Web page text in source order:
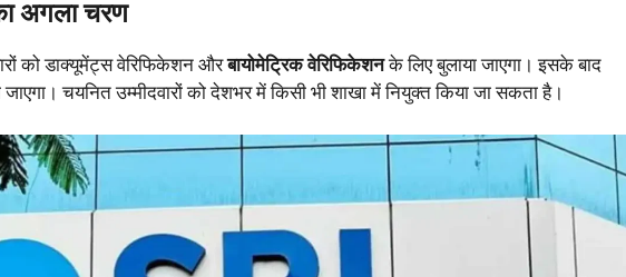
अगला चरण
को डाक्यूमेंट्स वेरिफिकेशन औरबायोमेट्रिक वेरिफिकेशनके लिए बुलाया जाएगा। इसके बाद
जाएगा। चयनित उम्मीदवारों को देशभर में किसी भी शाखा में नियुक्त किया जा सकता है।